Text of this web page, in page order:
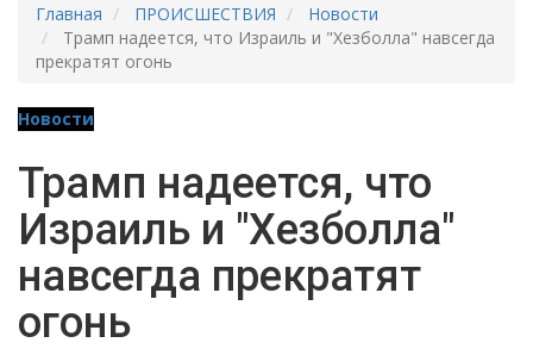
Главная ПРОИСШЕСТВИЯ
Новости
Трамп надеется, что Израиль и "Хезболла" навсегда
прекратят огонь
Новости
Трамп надеется, что
Израиль и "Хезболла"
навсегда прекратят
огонь